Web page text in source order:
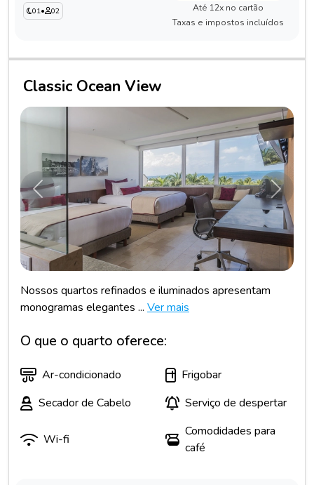
01• 02
Até 12x no cartão
Taxas e impostos incluídos
Classic Ocean View
Anterior
Nossos quartos refinados e iluminados apresentam
monogramas elegantes ... Ver mais
O que o quarto oferece:
Ar-condicionado
Frigobar
Secador de Cabelo
Serviço de despertar
Wi-fi
Comodidades para
café